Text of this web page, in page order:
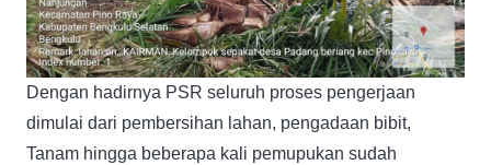
Dengan hadirnya PSR seluruh proses pengerjaan
dimulai dari pembersihan lahan, pengadaan bibit,
Tanam hingga beberapa kali pemupukan sudah